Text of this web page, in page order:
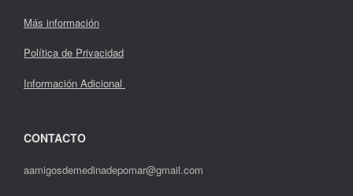
Más información
Política de Privacidad
Información Adicional
CONTACTO
aamigosdemedinadepomar@gmail.com